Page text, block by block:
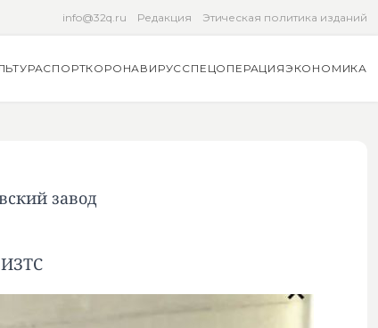
info@32q.ru Редакция Этическая политика изданий
СПОРТКОРОНАВИРУССПЕЦОПЕРАЦИЯЭКОНОМИКА
завод
ИЗТС